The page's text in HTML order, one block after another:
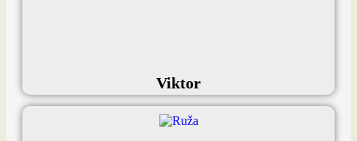
Viktor